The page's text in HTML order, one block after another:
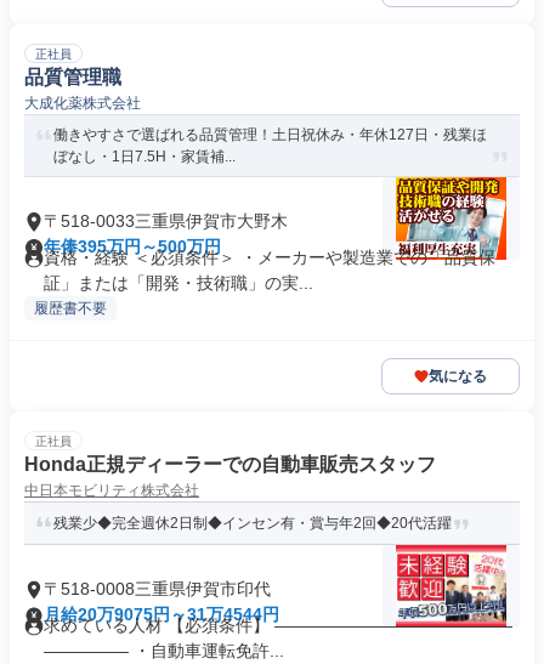
正社員
品質管理職
大成化薬株式会社
働きやすさで選ばれる品質管理！土日祝休み・年休127日・残業ほ
ぼなし・1日7.5H・家賃補...
〒518-0033三重県伊賀市大野木
年俸395万円～500万円
資格・経験 ＜必須条件＞ ・メーカーや製造業での「品質保
証」または「開発・技術職」の実...
履歴書不要
気になる
正社員
Honda正規ディーラーでの自動車販売スタッフ
中日本モビリティ株式会社
残業少◆完全週休2日制◆インセン有・賞与年2回◆20代活躍
〒518-0008三重県伊賀市印代
月給20万9075円～31万4544円
求めている人材 【必須条件】 ――――――――――――――
――――― ・自動車運転免許...